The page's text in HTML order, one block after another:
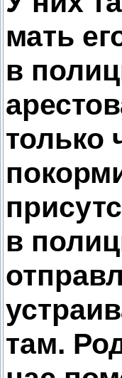
мать
в
только
в
там.